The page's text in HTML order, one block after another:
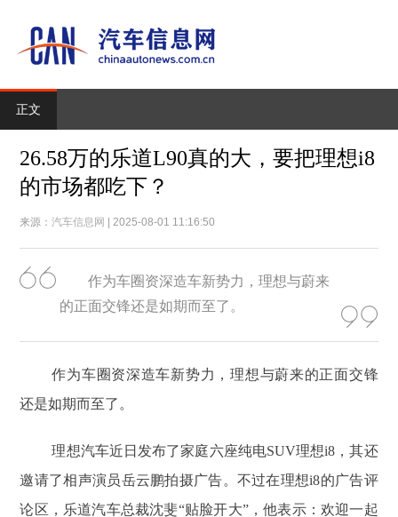
正文
26.58万的乐道L90真的大，要把理想i8
的市场都吃下？
来源：汽车信息网 | 2025-08-01 11:16:50
作为车圈资深造车新势力，理想与蔚来
的正面交锋还是如期而至了。
作为车圈资深造车新势力，理想与蔚来的正面交锋
还是如期而至了。
理想汽车近日发布了家庭六座纯电SUV理想i8，其还
邀请了相声演员岳云鹏拍摄广告。不过在理想i8的广告评
论区，乐道汽车总裁沈斐“贴脸开大”，他表示：欢迎一起